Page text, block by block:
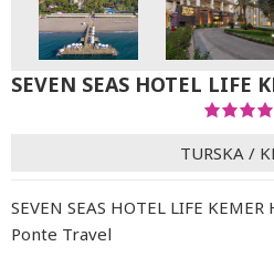
SEVEN SEAS HOTEL LIFE
TURSKA /
SEVEN SEAS HOTEL LIFE
Ponte Travel